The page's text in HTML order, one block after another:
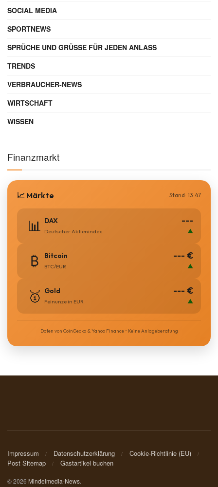
SOCIAL MEDIA
SPORTNEWS
SPRÜCHE UND GRÜSSE FÜR JEDEN ANLASS
TRENDS
VERBRAUCHER-NEWS
WIRTSCHAFT
WISSEN
Finanzmarkt
📈 Märkte Stand: 13:47
📊 DAX
Deutscher Aktienindex
---
▲
₿ Bitcoin
BTC/EUR
--- €
▲
🥇 Gold
Feinunze in EUR
--- €
▲
Daten von CoinGecko & Yahoo Finance • Keine Anlageberatung
Impressum Datenschutzerklärung
Cookie-Richtlinie (EU)
Post Sitemap
Gastartikel buchen
© 2026 Mindelmedia-News.